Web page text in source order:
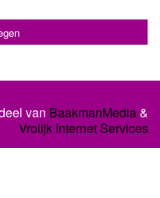
van BaakmanMedia&
Vrolijk Internet Services